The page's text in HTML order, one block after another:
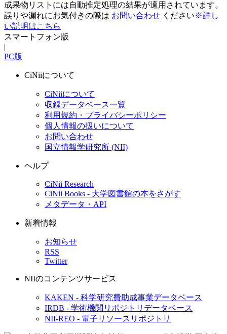
成果物リストには自動推定処理の結果が適用されています。
誤りや漏れにお気付きの際は お問い合わせ ください※詳し
い説明はこちら
スマートフォン版
|
PC版
CiNiiについて
CiNiiについて
収録データベース一覧
利用規約・プライバシーポリシー
個人情報の扱いについて
お問い合わせ
国立情報学研究所 (NII)
ヘルプ
CiNii Research
CiNii Books - 大学図書館の本をさがす
メタデータ・API
新着情報
お知らせ
RSS
Twitter
NIIのコンテンツサービス
KAKEN - 科学研究費助成事業データベース
IRDB - 学術機関リポジトリデータベース
NII-REO - 電子リソースリポジトリ